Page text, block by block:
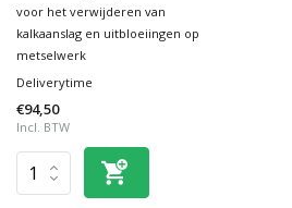
voor het verwijderen van
kalkaanslag en uitbloeiingen op
metselwerk
Deliverytime
€94,50
Incl. BTW